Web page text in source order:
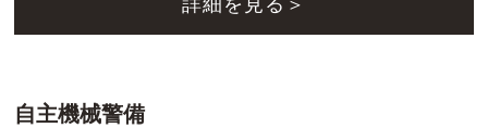
詳細を見る＞
自主機械警備